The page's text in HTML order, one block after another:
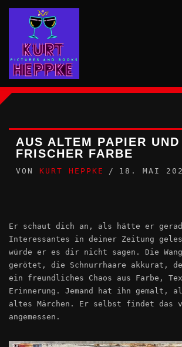
Inhalt
springen
AUS ALTEM PAPIER UND
FRISCHER FARBE
VON KURT HEPPKE 18. MAI
Er schaut dich an, als hätte er
Interessantes in deiner Zeitung
würde er es dir nicht sagen. Die
gerötet, die Schnurrhaare akkurat,
ein freundliches Chaos aus Farbe,
Erinnerung. Jemand hat ihn gemalt,
altes Märchen. Er selbst findet das
angemessen.